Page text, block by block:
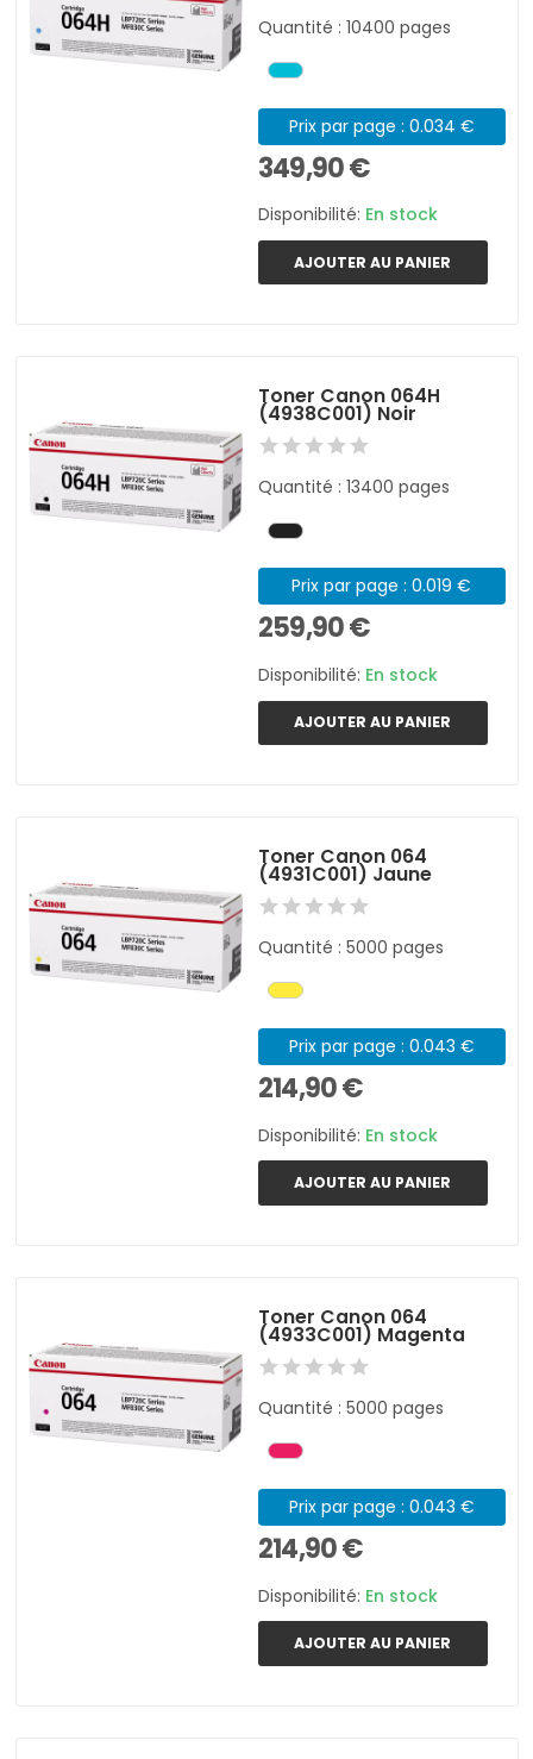
Quantité : 10400 pages
Prix par page : 0.034 €
349,90 €
Disponibilité: En stock
AJOUTER AU PANIER
Toner Canon 064H
(4938C001) Noir
Quantité : 13400 pages
Prix par page : 0.019 €
259,90 €
Disponibilité: En stock
AJOUTER AU PANIER
Toner Canon 064
(4931C001) Jaune
Quantité : 5000 pages
Prix par page : 0.043 €
214,90 €
Disponibilité: En stock
AJOUTER AU PANIER
Toner Canon 064
(4933C001) Magenta
Quantité : 5000 pages
Prix par page : 0.043 €
214,90 €
Disponibilité: En stock
AJOUTER AU PANIER